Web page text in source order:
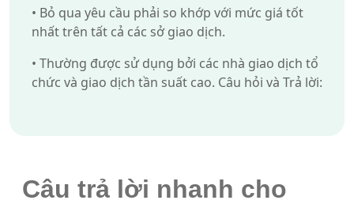
• Bỏ qua yêu cầu phải so khớp với mức giá tốt
nhất trên tất cả các sở giao dịch.
• Thường được sử dụng bởi các nhà giao dịch tổ
chức và giao dịch tần suất cao. Câu hỏi và Trả lời:
Câu trả lời nhanh cho